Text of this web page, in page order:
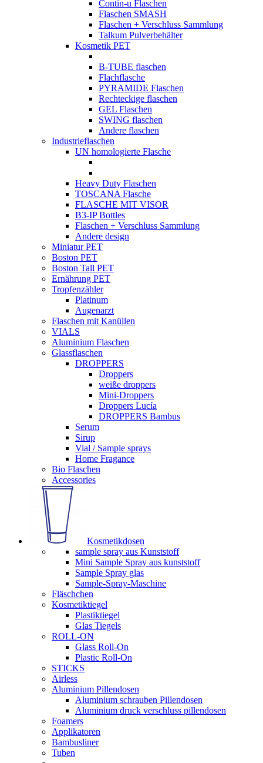
Contin-u Flaschen
Flaschen SMASH
Flaschen + Verschluss Sammlung
Talkum Pulverbehälter
Kosmetik PET
B-TUBE flaschen
Flachflasche
PYRAMIDE Flaschen
Rechteckige flaschen
GEL Flaschen
SWING flaschen
Andere flaschen
Industrieflaschen
UN homologierte Flasche
Heavy Duty Flaschen
TOSCANA Flasche
FLASCHE MIT VISOR
B3-IP Bottles
Flaschen + Verschluss Sammlung
Andere design
Miniatur PET
Boston PET
Boston Tall PET
Ernährung PET
Tropfenzähler
Platinum
Augenarzt
Flaschen mit Kanüllen
VIALS
Aluminium Flaschen
Glassflaschen
DROPPERS
Droppers
weiße droppers
Mini-Droppers
Droppers Lucía
DROPPERS Bambus
Serum
Sirup
Vial / Sample sprays
Home Fragance
Bio Flaschen
Accessories
Kosmetikdosen
sample spray aus Kunststoff
Mini Sample Spray aus kunststoff
Sample Spray glas
Sample-Spray-Maschine
Fläschchen
Kosmetiktiegel
Plastiktiegel
Glas Tiegels
ROLL-ON
Glass Roll-On
Plastic Roll-On
STICKS
Airless
Aluminium Pillendosen
Aluminium schrauben Pillendosen
Aluminium druck verschluss pillendosen
Foamers
Applikatoren
Bambusliner
Tuben